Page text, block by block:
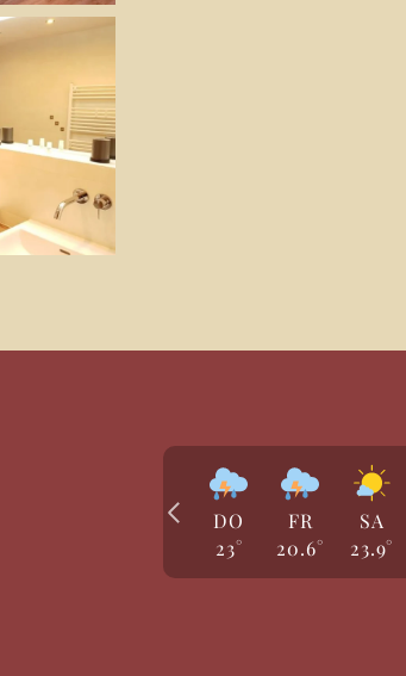
DO
23°
FR
20.6°
SA
23.9°